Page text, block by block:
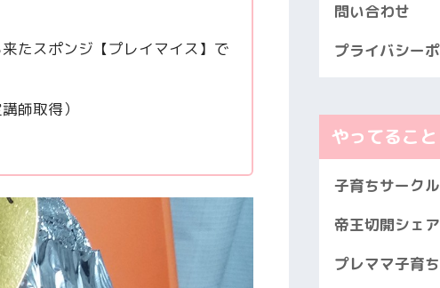
たスポンジ【プレイマイス】で
師取得）
問い合わせ
プライバシー
やってること
子育ちサークル
帝王切開シェ
プレママ子育